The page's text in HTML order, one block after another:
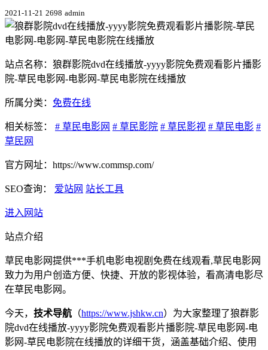
2021-11-21 2698 admin
站点名称：狼群影院dvd在线播放-yyyy影院免费观看影片播影
院-草民电影网-电影网-草民电影院在线播放
所属分类： 免费在线
相关标签： # 草民电影网 # 草民影院 # 草民影视 # 草民电影 #
草民网
官方网址：https://www.commsp.com/
SEO查询： 爱站网 站长工具
进入网站
站点介绍
草民电影网提供***手机电影电视剧免费在线观看,草民电影网
致力为用户创造方便、快捷、开放的影视体验，看高清电影尽
在草民电影网。
今天， 技术导航 （https://www.jshkw.cn）为大家整理了狼群影
院dvd在线播放-yyyy影院免费观看影片播影院-草民电影网-电
影网-草民电影院在线播放的详细干货，涵盖基础介绍、使用